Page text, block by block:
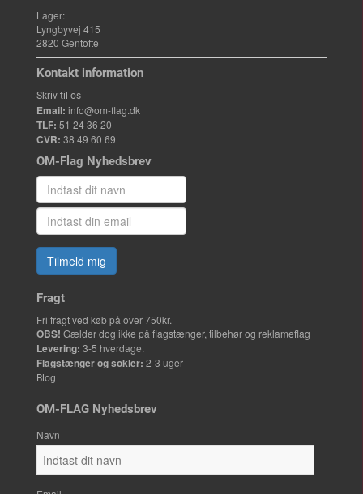
Lager:
Lyngbyvej 415
2820 Gentofte
Kontakt information
Skriv til os
Email: info@om-flag.dk
TLF: 51 24 36 20
CVR: 38 49 60 69
OM-Flag Nyhedsbrev
Tilmeld mig
Fragt
Fri fragt ved køb på over 750kr.
OBS! Gælder dog ikke på flagstænger, tilbehør og reklameflag
Levering: 3-5 hverdage.
Flagstænger og sokler: 2-3 uger
Blog
OM-FLAG Nyhedsbrev
Navn